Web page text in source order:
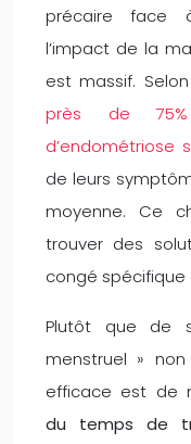
précaire face
l’impact de la
est massif.
près de
d’endométriose
de leurs
moyenne. Ce
trouver des
congé spécifique
Plutôt que de
menstruel »
efficace est de
du temps de